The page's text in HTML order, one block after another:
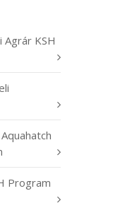
KSH
Program